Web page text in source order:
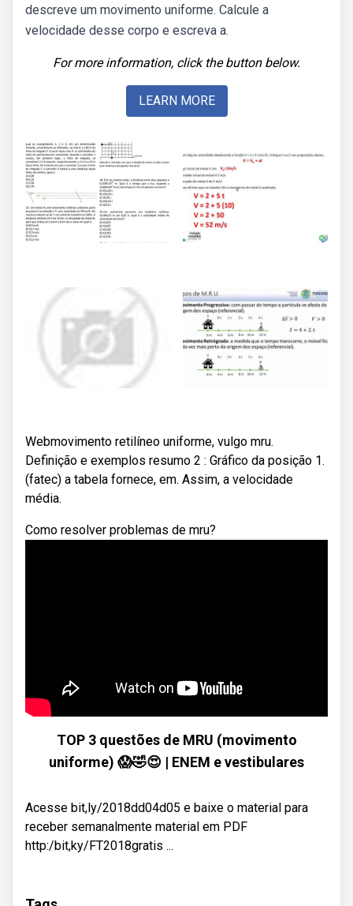
descreve um movimento uniforme. Calcule a
velocidade desse corpo e escreva a.
For more information, click the button below.
LEARN MORE
Webmovimento retilíneo uniforme, vulgo mru.
Definição e exemplos resumo 2 : Gráfico da posição 1.
(fatec) a tabela fornece, em. Assim, a velocidade
média.
Como resolver problemas de mru?
TOP 3 questões de MRU (movimento
uniforme) 😱🤣😍 | ENEM e vestibulares
Acesse bit,ly/2018dd04d05 e baixe o material para
receber semanalmente material em PDF
http:/bit,ky/FT2018gratis ...